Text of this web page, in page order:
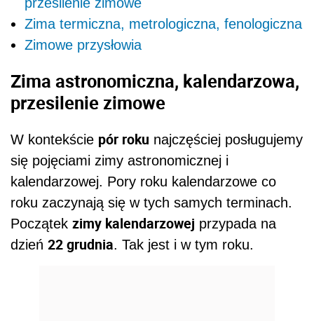
Zima termiczna, metrologiczna, fenologiczna
Zimowe przysłowia
Zima astronomiczna, kalendarzowa,
przesilenie zimowe
W kontekście pór roku najczęściej posługujemy
się pojęciami zimy astronomicznej i
kalendarzowej. Pory roku kalendarzowe co
roku zaczynają się w tych samych terminach.
Początek zimy kalendarzowej przypada na
dzień 22 grudnia. Tak jest i w tym roku.